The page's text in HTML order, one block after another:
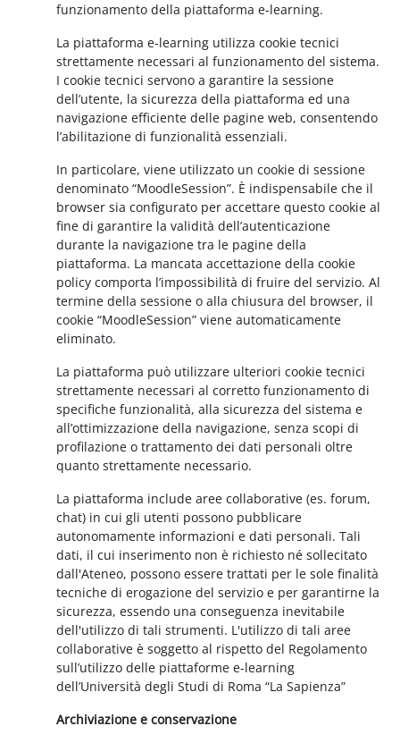
funzionamento della piattaforma e-learning.
La piattaforma e-learning utilizza cookie tecnici
strettamente necessari al funzionamento del sistema.
I cookie tecnici servono a garantire la sessione
dell’utente, la sicurezza della piattaforma ed una
navigazione efficiente delle pagine web, consentendo
l’abilitazione di funzionalità essenziali.
In particolare, viene utilizzato un cookie di sessione
denominato “MoodleSession”. È indispensabile che il
browser sia configurato per accettare questo cookie al
fine di garantire la validità dell’autenticazione
durante la navigazione tra le pagine della
piattaforma. La mancata accettazione della cookie
policy comporta l’impossibilità di fruire del servizio. Al
termine della sessione o alla chiusura del browser, il
cookie “MoodleSession” viene automaticamente
eliminato.
La piattaforma può utilizzare ulteriori cookie tecnici
strettamente necessari al corretto funzionamento di
specifiche funzionalità, alla sicurezza del sistema e
all’ottimizzazione della navigazione, senza scopi di
profilazione o trattamento dei dati personali oltre
quanto strettamente necessario.
La piattaforma include aree collaborative (es. forum,
chat) in cui gli utenti possono pubblicare
autonomamente informazioni e dati personali. Tali
dati, il cui inserimento non è richiesto né sollecitato
dall'Ateneo, possono essere trattati per le sole finalità
tecniche di erogazione del servizio e per garantirne la
sicurezza, essendo una conseguenza inevitabile
dell'utilizzo di tali strumenti. L'utilizzo di tali aree
collaborative è soggetto al rispetto del Regolamento
sull’utilizzo delle piattaforme e-learning
dell’Università degli Studi di Roma “La Sapienza”
Archiviazione e conservazione